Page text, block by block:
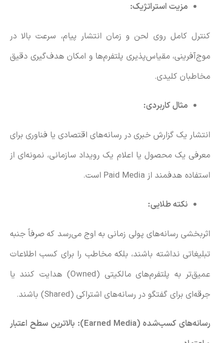
مزیت استراتژیک:
کنترل کامل روی لحن و زمان انتشار پیام، سرعت بالا در
موج‌آفرینی، مقیاس‌پذیری پلتفرم‌ها و امکان هدف‌گیری دقیق
مخاطبان کلیدی.
مثال‌ کاربردی:
انتشار یک گزارش خبری در رسانه‌های اقتصادی یا فناوری برای
معرفی یک محصول یا اعلام یک رویداد سازمانی، نمونه‌ای از
استفاده هدفمند از Paid Media است.
نکته طلایی:
اثربخشی رسانه‌های پولی زمانی به اوج می‌رسد که صرفاً جنبه
تبلیغاتی نداشته باشند، بلکه مخاطب را برای کسب اطلاعات
عمیق‌تر به پلتفرم‌های مالکیتی (Owned) هدایت کنند یا
جرقه‌ای برای گفتگو در رسانه‌های اشتراکی (Shared) باشند.
رسانه‌های کسب‌شده (Earned Media): بالاترین سطح اعتبار